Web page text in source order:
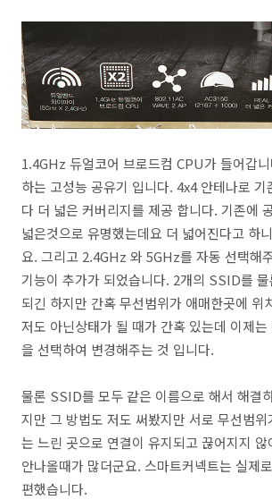
1.4GHz 듀얼코어 브로드컴 CPU가 들어갑
하는 고성능 공유기 입니다. 4x4 안테나로
다 더 넓은 커버리지를 제공 합니다. 기존에
넓은것으로 유명했는데요 더 넓어진다고 하
요. 그리고 2.4GHz 와 5GHz를 자동 선택해
기능이 추가가 되었습니다. 2개의 SSID를
되긴 하지만 간혹 무선범위가 애매한곳에 위
저도 아닌상태가 될 때가 간혹 있는데 이제는
을 선택하여 변경해주는 것 입니다.
물론 SSID를 모두 같은 이름으로 해서 해결
지만 그 방법도 저도 써봤지만 서로 무선범위
는 느린 곳으로 연결이 유지되고 끊어지지
안나올때가 많더군요. 스마트커넥트는 실제
편했습니다.